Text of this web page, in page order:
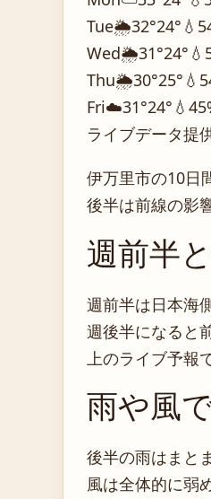
Tue🌦️32°24°
Wed🌦️31°24°
Thu🌦️30°25°
Fri☁️31°24°
ライブデータ提
伊万里市の10日
後半は前線の影
週前半
週前半は日本海
週後半になると
上のライブ予報
雨や風
後半の雨はまと
風は全体的に弱